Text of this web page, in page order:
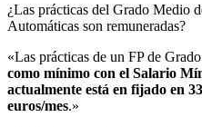
¿Las prácticas del Grado Medio
Automáticas son remuneradas?​
«Las prácticas de un FP de
como mínimo con el Salario
actualmente está en fijado en
euros/mes.»